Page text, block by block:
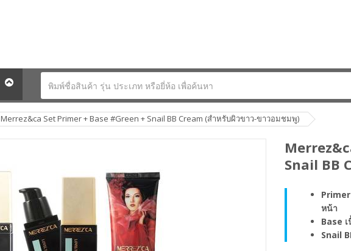
Merrez&ca Set Primer + Base #Green + Snail BB Cream (สำหรับผิวขาว-ขาวอมชมพู)
Snail BB
หน้า
Base
Snail